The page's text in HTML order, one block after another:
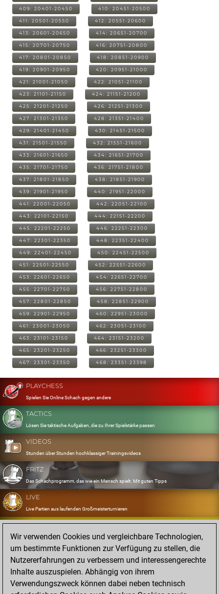
409: 20401-20450 410: 20451-20500
411: 20501-20550 412: 20551-20600
413: 20601-20650 414: 20651-20700
415: 20701-20750 416: 20751-20800
417: 20801-20850 418: 20851-20900
419: 20901-20950 420: 20951-21000
421: 21001-21050 422: 21051-21100
423: 21101-21150 424: 21151-21200
425: 21201-21250 426: 21251-21300
427: 21301-21350 428: 21351-21400
429: 21401-21450 430: 21451-21500
431: 21501-21550 432: 21551-21600
433: 21601-21650 434: 21651-21700
435: 21701-21750 436: 21751-21800
437: 21801-21850 438: 21851-21900
439: 21901-21950 440: 21951-22000
441: 22001-22050 442: 22051-22100
443: 22101-22150 444: 22151-22200
445: 22201-22250 446: 22251-22300
447: 22301-22350 448: 22351-22400
449: 22401-22450 450: 22451-22500
451: 22501-22550 452: 22551-22600
453: 22601-22650 454: 22651-22700
455: 22701-22750 456: 22751-22800
457: 22801-22850 458: 22851-22900
459: 22901-22950 460: 22951-23000
461: 23001-23050 462: 23051-23100
463: 23101-23150 464: 23151-23200
465: 23201-23250 466: 23251-23300
467: 23301-23350 468: 23351-23398
PLAYCHESS
Spielen Sie Online Schach gegen andere
TACTICS
Lösen Sie taktische Aufgaben, die zu Ihrer Spielstärke passen
VIDEOS
Stunden über Stunden hochklassiger Trainingsvideos
FRITZ
Das Schachprogramm, das wie ein Mensch spielt. Mit guten Tipps
LIVE
Live Partien aus laufenden Großmeisterturnieren
OPENINGS
Erfassen und Üben Sie Ihr Eröffnungsrepertoire
DATABASE
Acht Millionen starke Partien
MYGAMES
Speichern und analysieren Sie eigene Partien in der Cloud
Wir verwenden Cookies und vergleichbare Technologien,
um bestimmte Funktionen zur Verfügung zu stellen, die
Nutzererfahrungen zu verbessern und interessengerechte
Inhalte auszuspielen. Abhängig von ihrem
Verwendungszweck können dabei neben technisch